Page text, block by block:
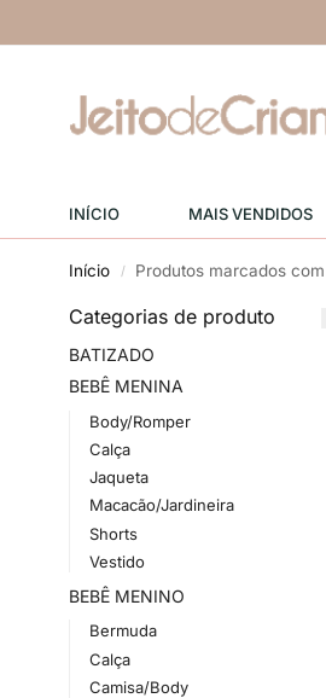
INÍCIO MAIS VENDIDOS
Início / Produtos marcados
Categorias de produto
BATIZADO
BEBÊ MENINA
Body/Romper
Calça
Jaqueta
Macacão/Jardineira
Shorts
Vestido
BEBÊ MENINO
Bermuda
Calça
Camisa/Body